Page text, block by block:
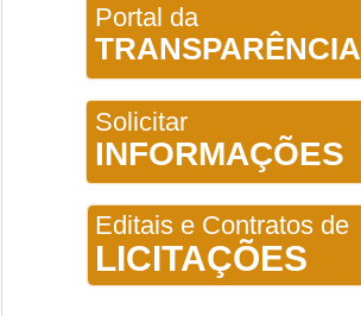
Portal da
TRANSPARÊNCIA
Solicitar
INFORMAÇÕES
Editais e Contratos de
LICITAÇÕES